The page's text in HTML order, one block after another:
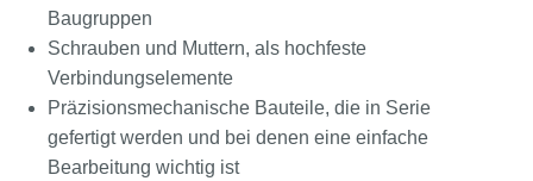
Baugruppen
Schrauben und Muttern, als hochfeste
Verbindungselemente
Präzisionsmechanische Bauteile, die in Serie
gefertigt werden und bei denen eine einfache
Bearbeitung wichtig ist